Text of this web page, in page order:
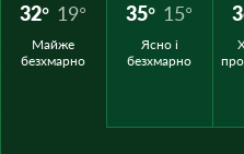
32° 19°
Майже
безхмарно
35° 15°
Ясно і
безхмарно